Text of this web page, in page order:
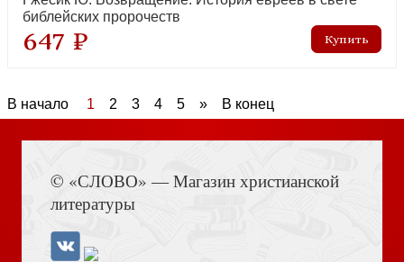
библейских пророчеств
647 ₽
В начало 1 2 3 4 5 » В конец
© «СЛОВО» — Магазин христианской
литературы